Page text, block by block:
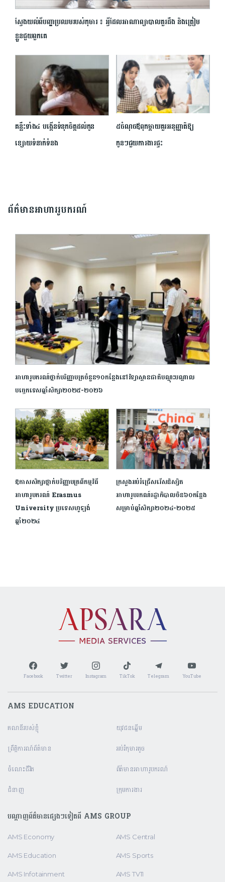
ស្វែងយល់ពីបញ្ហាប្រឈមរបស់កុមារ ៖ អ្វីដែលអាណាព្យាបាលគួរដឹង និងត្រៀម
ខ្លួនជួយពួកគេ
គន្លឹះទាំង៤ បង្កើនទំនុកចិត្តដល់កូន
ខ្សោយទំនាក់ទំនង
៥ចំណុចឪពុកម្ដាយគួរអនុញ្ញាតិឱ្យ
កូនៗជួយការងារផ្ទះ
ព័ត៌មានអាហាររូបករណ៍
អាហារូបករណ៍ថ្នាក់បរិញ្ញាបត្រចំនួន១០កន្លែងនៅវិទ្យាស្ថានជាតិបណ្ដុះបណ្ដាល
បច្ចេកទេសឆ្នាំសិក្សា២០២៥-២០២៦
ឱកាសសិក្សាថ្នាក់បរិញ្ញាបត្រពីកម្មវិធី
អាហារូបករណ៍ Erasmus
University ប្រទេសហូឡង់
ឆ្នាំ២០២៤
ក្រសួងអប់រំជ្រើសរើសនិស្សិត
អាហារូបរកណ៍រដ្ឋាភិបាលចិន៦០កន្លែង
សម្រាប់ឆ្នាំសិក្សា២០២៤-២០២៥
Facebook Twitter Instagram TikTok Telegram YouTube
AMS EDUCATION
គណនី​របស់ខ្ញុំ
ព្រឹត្តិការណ៍ព័ត៌មាន
ចំណេះជីវិត
ជំនាញ
យុវជនឆ្នើម
អប់រំកុមារតូច
ព័ត៌មានអាហារូបករណ៍
ក្រុមការងារ
បណ្តាញព័ត៌មានផ្សេងៗទៀតពី AMS GROUP
AMS Economy
AMS Education
AMS Infotainment
AMS Central
AMS Sports
AMS TV11